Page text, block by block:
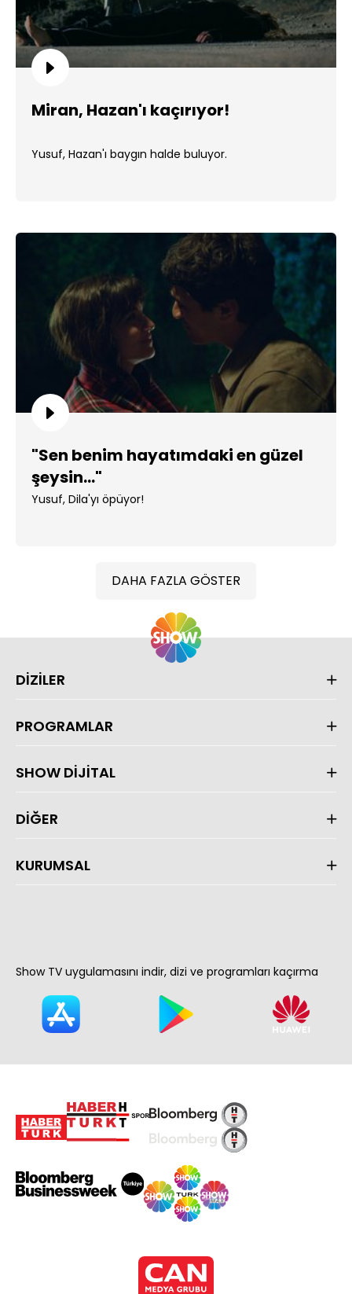
Miran, Hazan'ı kaçırıyor!
Yusuf, Hazan'ı baygın halde buluyor.
"Sen benim hayatımdaki en güzel
şeysin..."
Yusuf, Dila'yı öpüyor!
DAHA FAZLA GÖSTER
DİZİLER
PROGRAMLAR
SHOW DİJİTAL
DİĞER
KURUMSAL
Show TV uygulamasını indir, dizi ve programları kaçırma